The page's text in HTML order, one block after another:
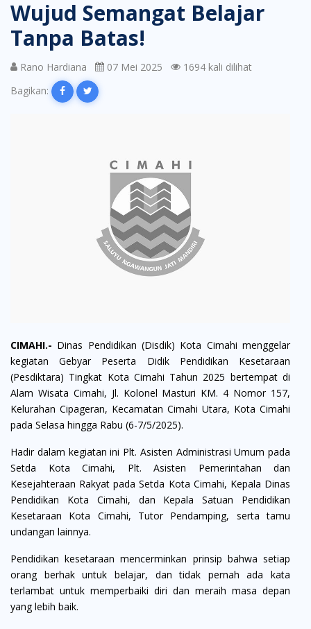
Wujud Semangat Belajar
Tanpa Batas!
Rano Hardiana 07 Mei 2025
1694 kali dilihat
Bagikan:
CIMAHI.- Dinas Pendidikan (Disdik) Kota Cimahi menggelar
kegiatan Gebyar Peserta Didik Pendidikan Kesetaraan
(Pesdiktara) Tingkat Kota Cimahi Tahun 2025 bertempat di
Alam Wisata Cimahi, Jl. Kolonel Masturi KM. 4 Nomor 157,
Kelurahan Cipageran, Kecamatan Cimahi Utara, Kota Cimahi
pada Selasa hingga Rabu (6-7/5/2025).
Hadir dalam kegiatan ini Plt. Asisten Administrasi Umum pada
Setda Kota Cimahi, Plt. Asisten Pemerintahan dan
Kesejahteraan Rakyat pada Setda Kota Cimahi, Kepala Dinas
Pendidikan Kota Cimahi, dan Kepala Satuan Pendidikan
Kesetaraan Kota Cimahi, Tutor Pendamping, serta tamu
undangan lainnya.
Pendidikan kesetaraan mencerminkan prinsip bahwa setiap
orang berhak untuk belajar, dan tidak pernah ada kata
terlambat untuk memperbaiki diri dan meraih masa depan
yang lebih baik.